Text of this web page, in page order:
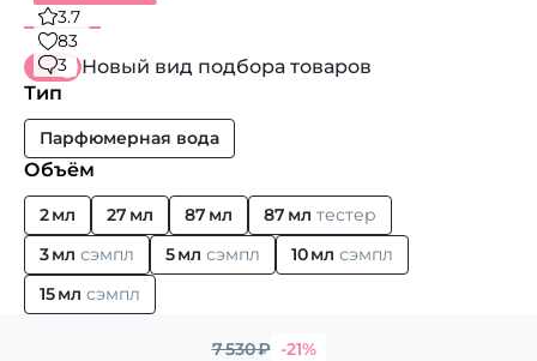
3.7
83
3
Новый вид подбора товаров
Тип
Парфюмерная вода
Объём
2 мл 27 мл 87 мл 87 мл тестер
3 мл сэмпл 5 мл сэмпл 10 мл сэмпл
15 мл сэмпл
7 530₽ -21%